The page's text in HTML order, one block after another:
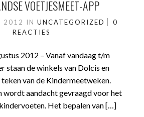
VOETJESMEET-APP
2012 IN UNCATEGORIZED
0
REACTIES
2012 – Vanaf vandaag t/m
staan de winkels van Dolcis en
van de Kindermeetweken.
wordt aandacht gevraagd voor het
Het bepalen van […]